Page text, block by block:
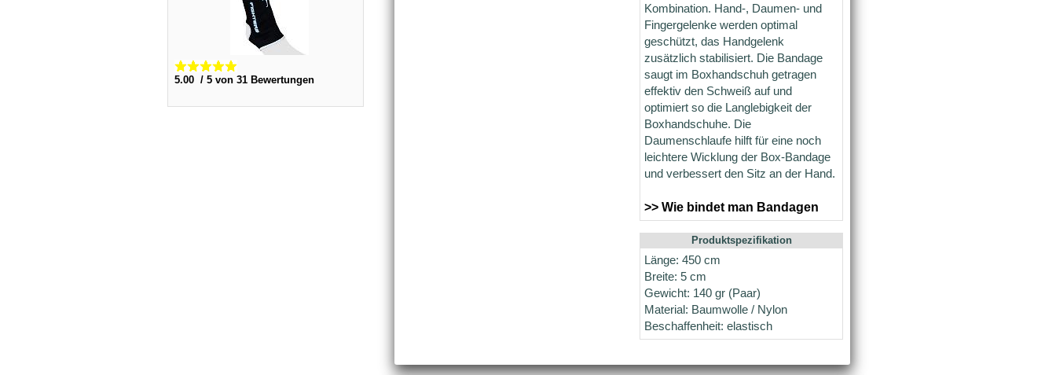
5.00 / 5 von 31 Bewertungen
Kombination. Hand-, Daumen- und
Fingergelenke werden optimal
geschützt, das Handgelenk
zusätzlich stabilisiert. Die Bandage
saugt im Boxhandschuh getragen
effektiv den Schweiß auf und
optimiert so die Langlebigkeit der
Boxhandschuhe. Die
Daumenschlaufe hilft für eine noch
leichtere Wicklung der Box-Bandage
und verbessert den Sitz an der Hand.
>> Wie bindet man Bandagen
Produktspezifikation
Länge: 450 cm
Breite: 5 cm
Gewicht: 140 gr (Paar)
Material: Baumwolle / Nylon
Beschaffenheit: elastisch